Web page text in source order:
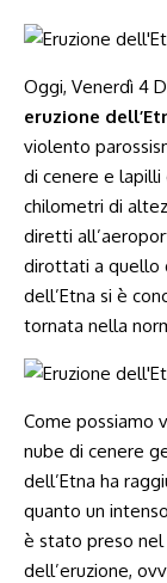
Oggi, Venerdì 4
eruzione
violento
di cenere e lapilli
chilometri di
diretti
dirottati a quello
dell’Etna si è
tornata nella
Come possiamo
nube di cenere
dell’Etna ha
quanto un
è stato preso
dell’eruzione,